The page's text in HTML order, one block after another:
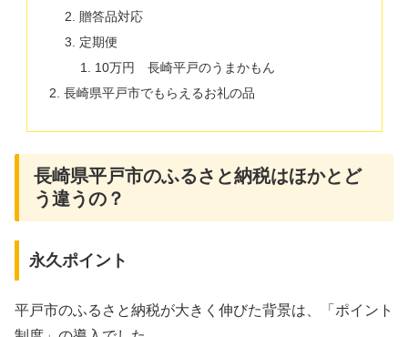
贈答品対応
定期便
10万円 長崎平戸のうまかもん
長崎県平戸市でもらえるお礼の品
長崎県平戸市のふるさと納税はほかとど
う違うの？
永久ポイント
平戸市のふるさと納税が大きく伸びた背景は、「ポイント